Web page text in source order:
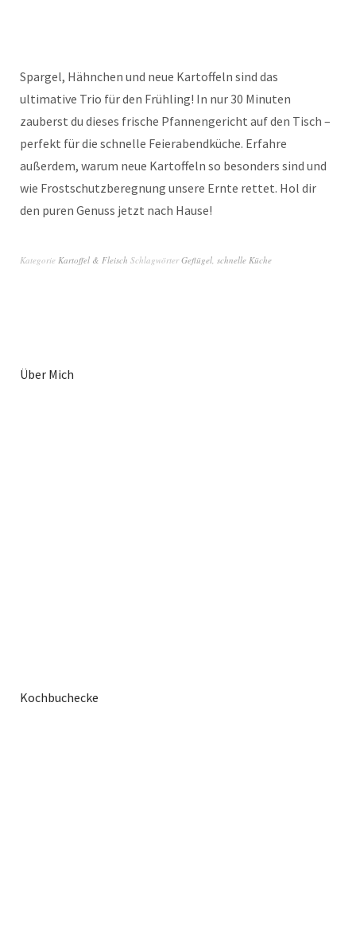
Spargel, Hähnchen und neue Kartoffeln sind das
ultimative Trio für den Frühling! In nur 30 Minuten
zauberst du dieses frische Pfannengericht auf den Tisch –
perfekt für die schnelle Feierabendküche. Erfahre
außerdem, warum neue Kartoffeln so besonders sind und
wie Frostschutzberegnung unsere Ernte rettet. Hol dir
den puren Genuss jetzt nach Hause!
Kategorie Kartoffel & Fleisch SchlagwörterGeflügel, schnelle Küche
Über Mich
Kochbuchecke